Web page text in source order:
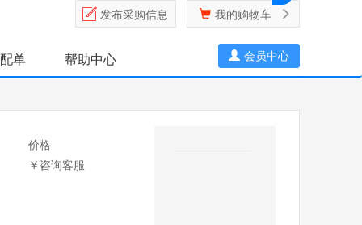
发布采购信息
我的购物车
单 帮助中心 会员中心
价格
￥咨询客服